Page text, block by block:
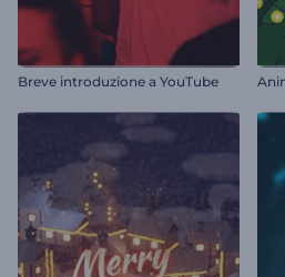
Breve introduzione a YouTube